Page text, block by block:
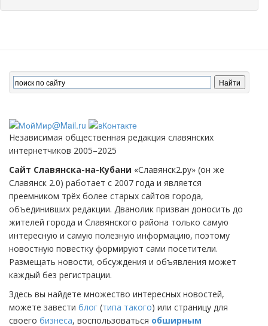
Независимая общественная редакция славянских
интернетчиков 2005–2025
Сайт Славянска-на-Кубани «Славянск2.ру» (он же
Славянск 2.0) работает с 2007 года и является
преемником трёх более старых сайтов города,
объединивших редакции. Дванолик призван доносить до
жителей города и Славянского района только самую
интересную и самую полезную информацию, поэтому
новостную повестку формируют сами посетители.
Размещать новости, обсуждения и объявления может
каждый без регистрации.
Здесь вы найдете множество интересных новостей,
можете завести блог (типа такого) или страницу для
своего бизнеса, воспользоваться обширным